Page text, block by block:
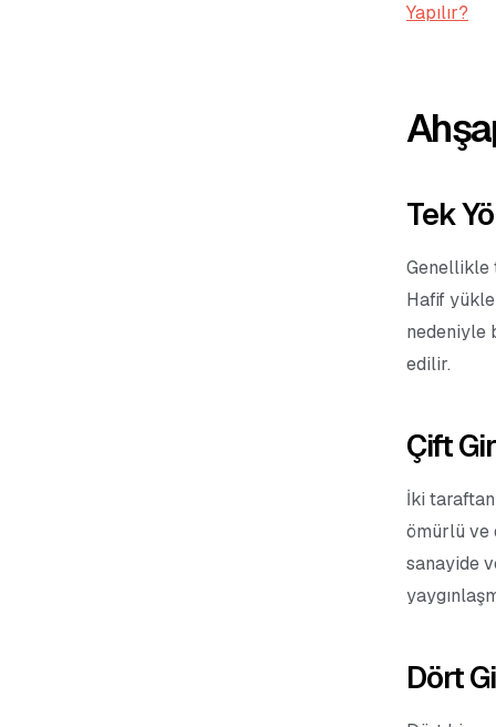
Yapılır?
Tek
Genellikle
Hafif
nedeniyle
edilir.
Çift
İki
ömürlü ve
sanayide
Dört